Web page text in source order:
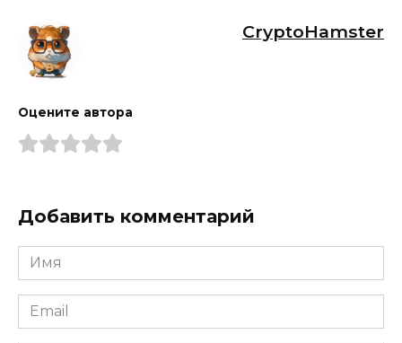
CryptoHamster
Оцените автора
Добавить комментарий
Имя
*
Email
*